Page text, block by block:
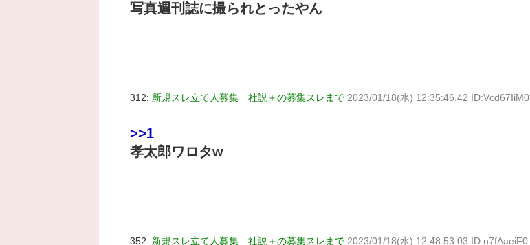
写真週刊誌に撮られとったやん
312: 新規スレ立て人募集 社説＋の募集スレまで 2023/01/18(水) 12:35:46.42 ID:Vcd67IiM0
>>1
孝太郎ワロタw
352: 新規スレ立て人募集 社説＋の募集スレまで 2023/01/18(水) 12:48:53.03 ID:n7fAaeiF0